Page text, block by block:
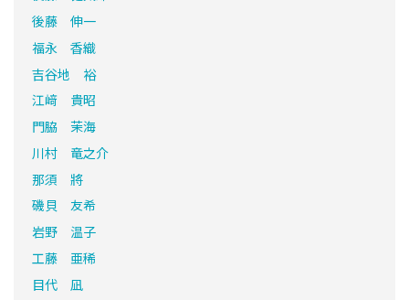
後藤 伸一
福永 香織
吉谷地 裕
江﨑 貴昭
門脇 茉海
川村 竜之介
那須 將
磯貝 友希
岩野 温子
工藤 亜稀
目代 凪